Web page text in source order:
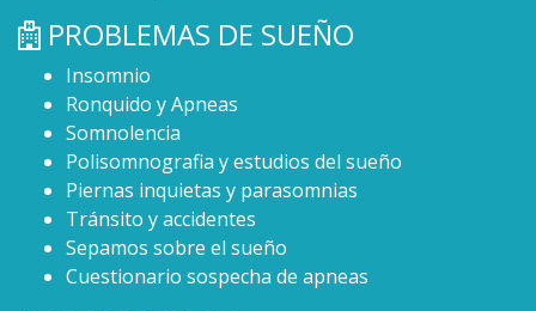
PROBLEMAS DE SUEÑO
Insomnio
Ronquido y Apneas
Somnolencia
Polisomnografia y estudios del sueño
Piernas inquietas y parasomnias
Tránsito y accidentes
Sepamos sobre el sueño
Cuestionario sospecha de apneas